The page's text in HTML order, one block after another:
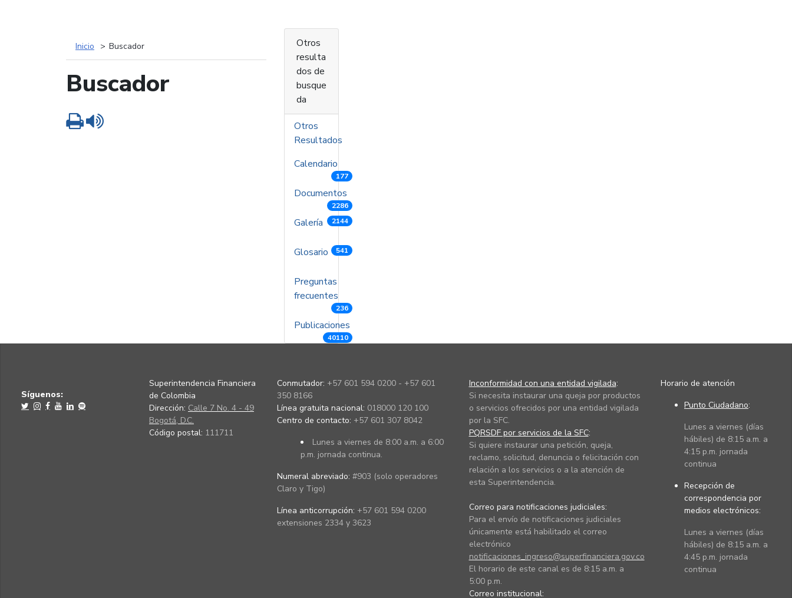
Inicio Buscador
Buscador
Imprimir
Otros
resulta
dos de
busque
da
Otros
Resultados
Calendario
177
Documentos
2286
Galería 2144
Glosario 541
Preguntas
frecuentes
236
Publicaciones
40110
Síguenos:
Superintendencia Financiera
de Colombia
Dirección: Calle 7 No. 4 - 49
Bogotá, D.C.
Código postal: 111711
Conmutador: +57 601 594 0200 - +57 601
350 8166
Línea gratuita nacional: 018000 120 100
Centro de contacto: +57 601 307 8042
Lunes a viernes de 8:00 a.m. a 6:00
p.m. jornada continua.
Numeral abreviado: #903 (solo operadores
Claro y Tigo)
Línea anticorrupción: +57 601 594 0200
extensiones 2334 y 3623
Inconformidad con una entidad vigilada:
Si necesita instaurar una queja por productos
o servicios ofrecidos por una entidad vigilada
por la SFC.
PQRSDF por servicios de la SFC:
Si quiere instaurar una petición, queja,
reclamo, solicitud, denuncia o felicitación con
relación a los servicios o a la atención de
esta Superintendencia.
Correo para notificaciones judiciales:
Para el envío de notificaciones judiciales
únicamente está habilitado el correo
electrónico
notificaciones_ingreso@superfinanciera.gov.co
El horario de este canal es de 8:15 a.m. a
5:00 p.m.
Correo institucional:
Horario de atención
Punto Ciudadano:
Lunes a viernes (días
hábiles) de 8:15 a.m. a
4:15 p.m. jornada
continua
Recepción de
correspondencia por
medios electrónicos:
Lunes a viernes (días
hábiles) de 8:15 a.m. a
4:45 p.m. jornada
continua